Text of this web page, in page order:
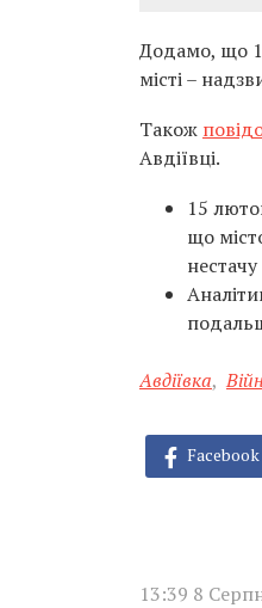
Додамо, що
місті –
Також
Авдіївці.
15
що
Авдіївка,
Facebook
13:39 8